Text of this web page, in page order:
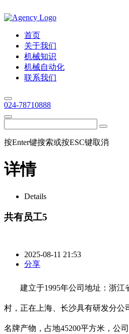
首页
关于我们
机械知识
机械自动化
联系我们
024-78710888
按Enter键搜索或按ESC键取消
详情
Details
共有员工5
2025-08-11 21:53
分享
建立于1995年公司地址：浙江
村，正在上海、长沙具有研发分公
名牌产物，占地45200平方米，公